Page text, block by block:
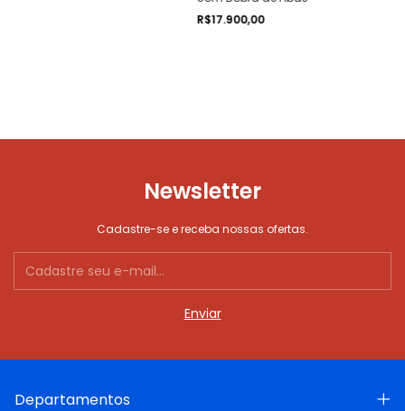
R$17.900,00
Newsletter
Cadastre-se e receba nossas ofertas.
Departamentos